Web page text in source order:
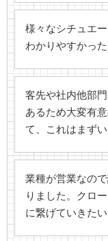
様々なシチュエ
わかりやすかった
客先や社内他部
あるため大変有
て、これはまず
業種が営業なの
りました。クロ
に繋げていきたい